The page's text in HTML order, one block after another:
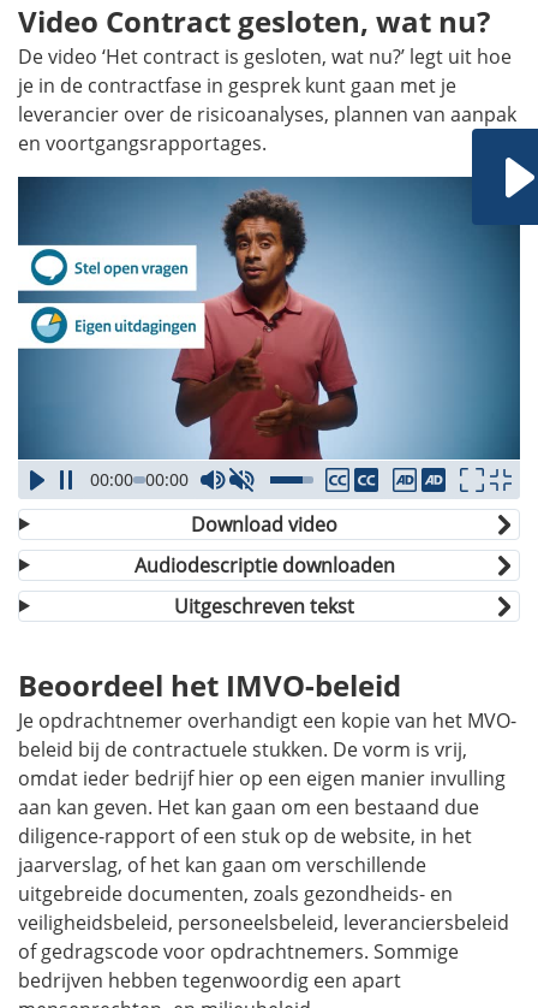
Video Contract gesloten, wat nu?
De video ‘Het contract is gesloten, wat nu?’ legt uit hoe
je in de contractfase in gesprek kunt gaan met je
leverancier over de risicoanalyses, plannen van aanpak
en voortgangsrapportages.
00:00 00:00
Download video
Audiodescriptie downloaden
Uitgeschreven tekst
Beoordeel het IMVO-beleid
Je opdrachtnemer overhandigt een kopie van het MVO-
beleid bij de contractuele stukken. De vorm is vrij,
omdat ieder bedrijf hier op een eigen manier invulling
aan kan geven. Het kan gaan om een bestaand due
diligence-rapport of een stuk op de website, in het
jaarverslag, of het kan gaan om verschillende
uitgebreide documenten, zoals gezondheids- en
veiligheidsbeleid, personeelsbeleid, leveranciersbeleid
of gedragscode voor opdrachtnemers. Sommige
bedrijven hebben tegenwoordig een apart